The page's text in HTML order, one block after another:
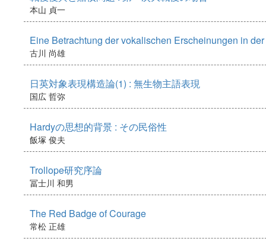
本山 貞一
Eine Betrachtung der vokalischen Erscheinungen in
古川 尚雄
日英対象表現構造論(1) : 無生物主語表現
国広 哲弥
Hardyの思想的背景 : その民俗性
飯塚 俊夫
Trollope研究序論
冨士川 和男
The Red Badge of Courage
常松 正雄